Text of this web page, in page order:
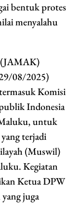
bentuk protes
menyalahu
(JAMAK)
08/2025)
Komisi
Indonesia
untuk
terjadi
(Muswil)
Kegiatan
Ketua DPW
juga